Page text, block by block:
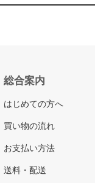
総合案内
はじめての方へ
買い物の流れ
お支払い方法
送料・配送